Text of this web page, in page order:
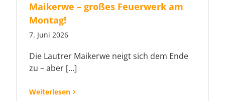
Maikerwe – großes Feuerwerk am
Montag!
7. Juni 2026
Die Lautrer Maikerwe neigt sich dem Ende
zu – aber [...]
Weiterlesen